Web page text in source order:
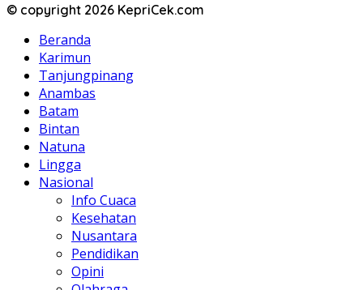
© copyright 2026 KepriCek.com
Beranda
Karimun
Tanjungpinang
Anambas
Batam
Bintan
Natuna
Lingga
Nasional
Info Cuaca
Kesehatan
Nusantara
Pendidikan
Opini